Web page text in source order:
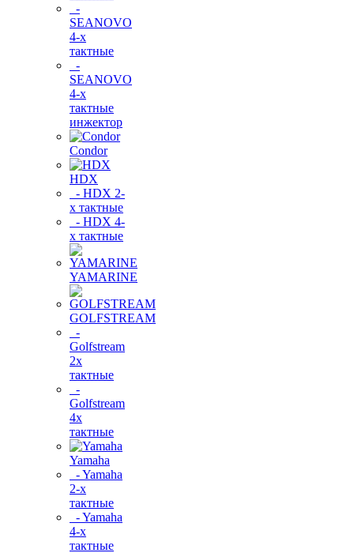
-
SEANOVO
4-х
тактные
-
SEANOVO
4-х
тактные
инжектор
Condor
HDX
- HDX 2-
х тактные
- HDX 4-
х тактные
YAMARINE
GOLFSTREAM
-
Golfstream
2х
тактные
-
Golfstream
4х
тактные
Yamaha
- Yamaha
2-х
тактные
- Yamaha
4-х
тактные